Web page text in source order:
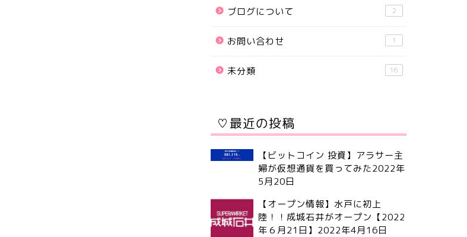
ブログについて 2
お問い合わせ 1
未分類 16
♡最近の投稿
【ビットコイン 投資】アラサー主
婦が仮想通貨を買ってみた2022年
5月20日
【オープン情報】水戸に初上
陸！！成城石井がオープン【2022
年６月21日】 2022年4月16日